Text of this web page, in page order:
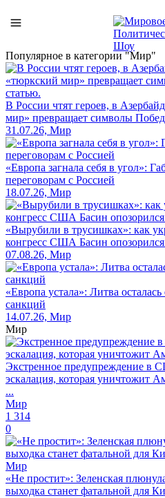
Популярное в категории "Мир"
В России чтят героев, в
мир» превращает символы
31.07.26, Мир
«Европа загнала себя в угол»:
переговорам с Россией
18.07.26, Мир
«Вырубили в трусишках»: как
конгресс США Басин
07.08.26, Мир
«Европа устала»: Литва
санкций
14.07.26, Мир
Мир
Экстренное предупреждение в
эскалация, которая уничтожит
...
Мир
1 314
0
Мир
«Не простит»: Зеленская
выходка станет фатальной для